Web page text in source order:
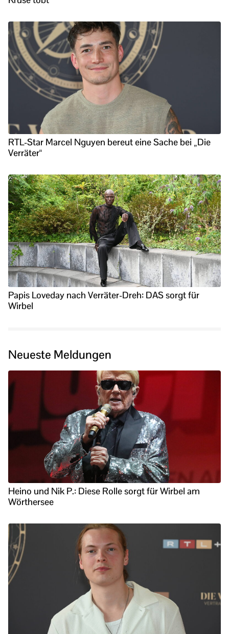
RTL-Star Marcel Nguyen bereut eine Sache bei „Die
Verräter“
Papis Loveday nach Verräter-Dreh: DAS sorgt für
Wirbel
Neueste Meldungen
Heino und Nik P.: Diese Rolle sorgt für Wirbel am
Wörthersee